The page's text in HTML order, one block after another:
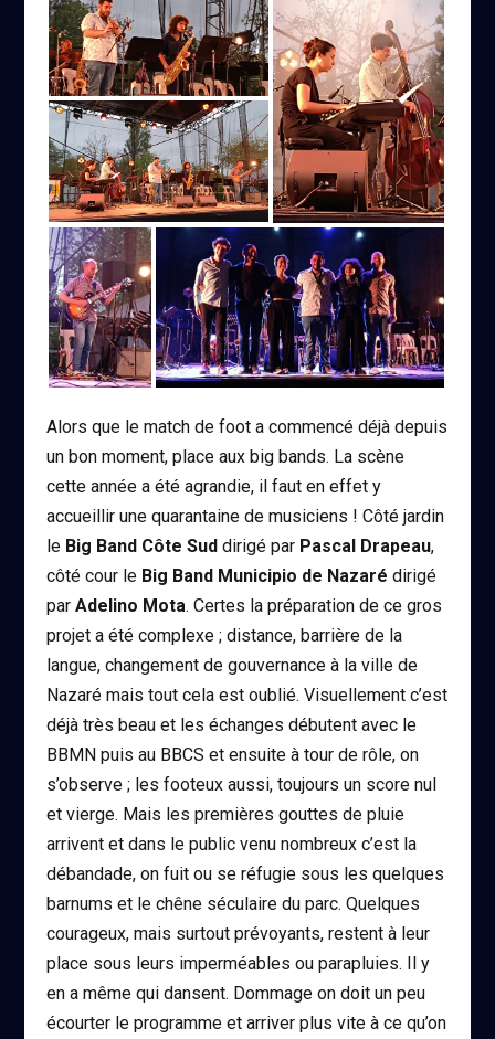
Alors que le match de foot a commencé déjà depuis
un bon moment, place aux big bands. La scène
cette année a été agrandie, il faut en effet y
accueillir une quarantaine de musiciens ! Côté jardin
le Big Band Côte Suddirigé par Pascal Drapeau,
côté cour le Big Band Municipio de Nazarédirigé
parAdelino Mota. Certes la préparation de ce gros
projet a été complexe ; distance, barrière de la
langue, changement de gouvernance à la ville de
Nazaré mais tout cela est oublié. Visuellement c’est
déjà très beau et les échanges débutent avec le
BBMN puis au BBCS et ensuite à tour de rôle, on
s’observe ; les footeux aussi, toujours un score nul
et vierge. Mais les premières gouttes de pluie
arrivent et dans le public venu nombreux c’est la
débandade, on fuit ou se réfugie sous les quelques
barnums et le chêne séculaire du parc. Quelques
courageux, mais surtout prévoyants, restent à leur
place sous leurs imperméables ou parapluies. Il y
en a même qui dansent. Dommage on doit un peu
écourter le programme et arriver plus vite à ce qu’on